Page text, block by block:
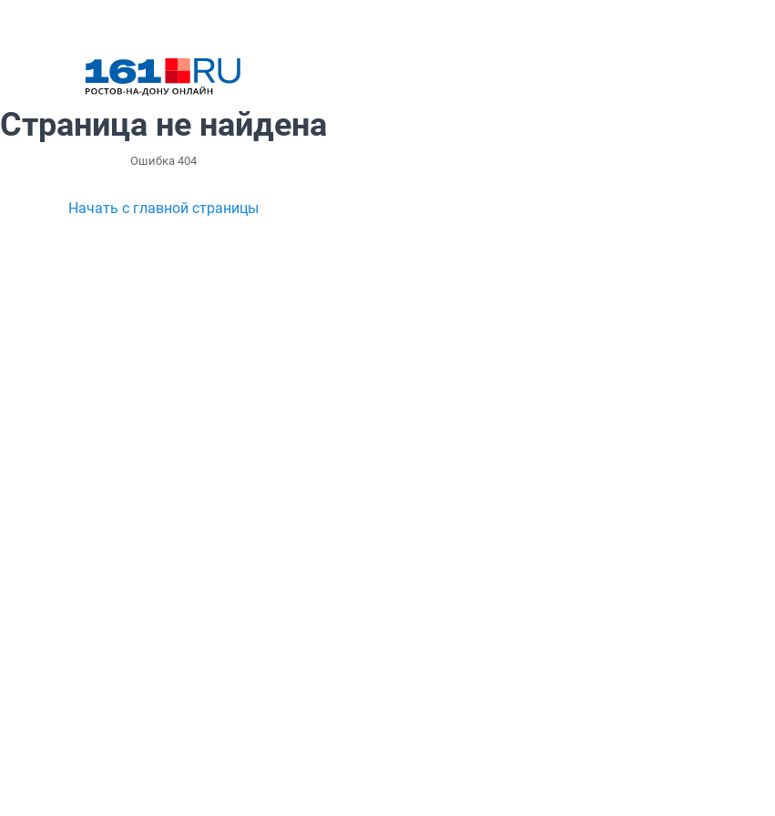
Страница не найдена
Ошибка 404
Начать с главной страницы